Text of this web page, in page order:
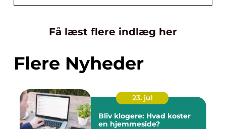
Få læst flere indlæg her
Flere Nyheder
23. jul
Bliv klogere: Hvad koster
en hjemmeside?